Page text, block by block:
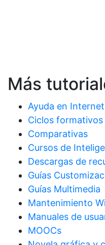
Más
Ayuda en Internet
Ciclos formativos
Comparativas
Cursos de
Descargas de
Guías
Guías Multimedia
Mantenimiento
Manuales de
MOOCs